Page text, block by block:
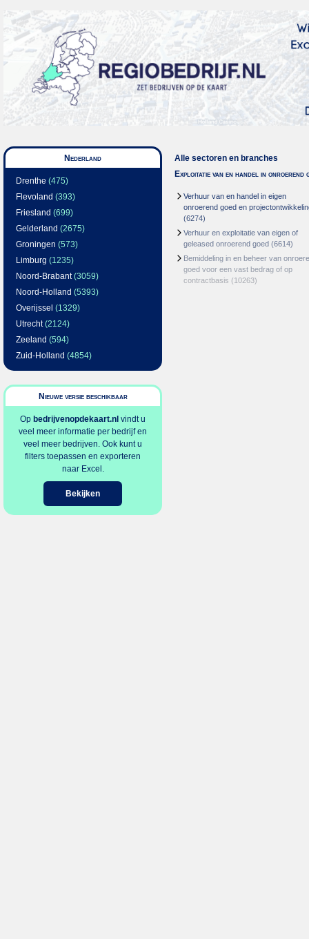
Nederland
Drenthe (475)
Flevoland (393)
Friesland (699)
Gelderland (2675)
Groningen (573)
Limburg (1235)
Noord-Brabant(3059)
Noord-Holland (5393)
Overijssel (1329)
Utrecht(2124)
Zeeland (594)
Zuid-Holland (4854)
Nieuwe versie beschikbaar
Op bedrijvenopdekaart.nl vindt u
veel meer informatie per bedrijf en
veel meer bedrijven. Ook kunt u
filters toepassen en exporteren
naar Excel.
Bekijken
Alle sectoren en branches
Exploitatie van en handel in onroerend
Verhuur van en handel in eigen
onroerend goed en
(6274)
Verhuur en exploitatie van eigen of
geleased onroerend goed (6614)
Bemiddeling in en beheer van
goed voor een vast bedrag of op
contractbasis (10263)